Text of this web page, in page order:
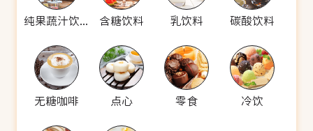
纯果蔬汁饮料 含糖饮料 乳饮料 碳酸饮料
无糖咖啡 点心 零食 冷饮